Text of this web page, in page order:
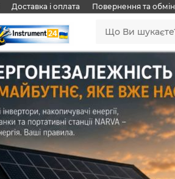
Доставка і оплата Повернення та обмін